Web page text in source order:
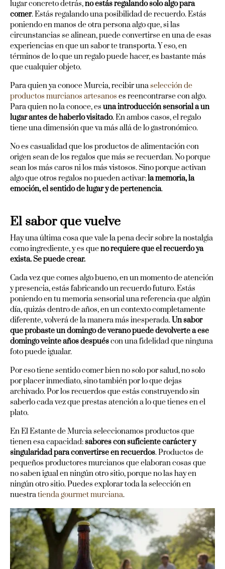
lugar concreto detrás,no estás regalando solo algo para
comer. Estás regalando una posibilidad de recuerdo. Estás
poniendo en manos de otra persona algo que, si las
circunstancias se alinean, puede convertirse en una de esas
experiencias en que un sabor te transporta. Y eso, en
términos de lo que un regalo puede hacer, es bastante más
que cualquier objeto.
Para quien ya conoce Murcia, recibir unaselección de
productos murcianos artesanos es reencontrarse con algo.
Para quien no la conoce, es una introducción sensorial a un
lugar antes de haberlo visitado. En ambos casos, el regalo
tiene una dimensión que va más allá de lo gastronómico.
No es casualidad que los productos de alimentación con
origen sean de los regalos que más se recuerdan. No porque
sean los más caros ni los más vistosos. Sino porque activan
algo que otros regalos no pueden activar:la memoria, la
emoción, el sentido de lugar y de pertenencia.
El sabor que vuelve
Hay una última cosa que vale la pena decir sobre la nostalgia
como ingrediente, y es queno requiere que el recuerdo ya
exista. Se puede crear.
Cada vez que comes algo bueno, en un momento de atención
y presencia, estás fabricando un recuerdo futuro. Estás
poniendo en tu memoria sensorial una referencia que algún
día, quizás dentro de años, en un contexto completamente
diferente, volverá de la manera más inesperada. Un sabor
que probaste un domingo de verano puede devolverte a ese
domingo veinte años despuéscon una fidelidad que ninguna
foto puede igualar.
Por eso tiene sentido comer bien no solo por salud, no solo
por placer inmediato, sino también por lo que dejas
archivado. Por los recuerdos que estás construyendo sin
saberlo cada vez que prestas atención a lo que tienes en el
plato.
En El Estante de Murcia seleccionamos productos que
tienen esa capacidad:sabores con suficiente carácter y
singularidad para convertirse en recuerdos. Productos de
pequeños productores murcianos que elaboran cosas que
no saben igual en ningún otro sitio, porque no las hay en
ningún otro sitio. Puedes explorar toda la selección en
nuestratienda gourmet murciana.